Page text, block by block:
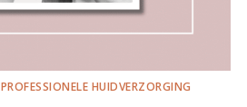
PROFESSIONELE HUIDVERZORGING